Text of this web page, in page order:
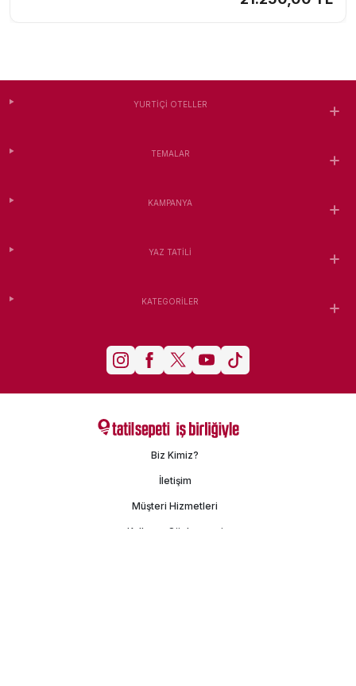
YURTIÇI OTELLER
TEMALAR
KAMPANYA
YAZ TATILI
KATEGORILER
Biz Kimiz?
İletişim
Müşteri Hizmetleri
Kullanım Sözleşmesi